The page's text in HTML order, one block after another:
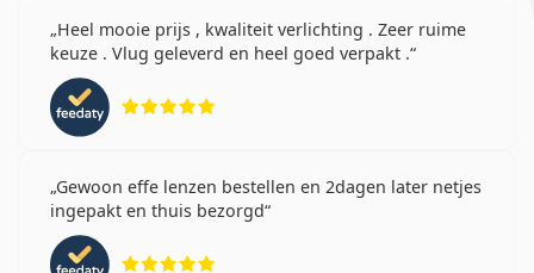
Heel mooie prijs , kwaliteit verlichting . Zeer ruime
keuze . Vlug geleverd en heel goed verpakt .
Gewoon effe lenzen bestellen en 2dagen later netjes
ingepakt en thuis bezorgd